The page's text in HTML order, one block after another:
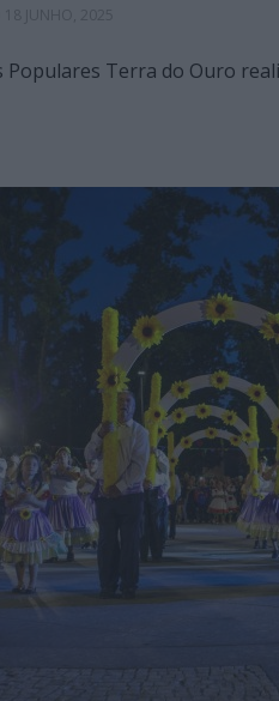
Populares Terra do Ouro